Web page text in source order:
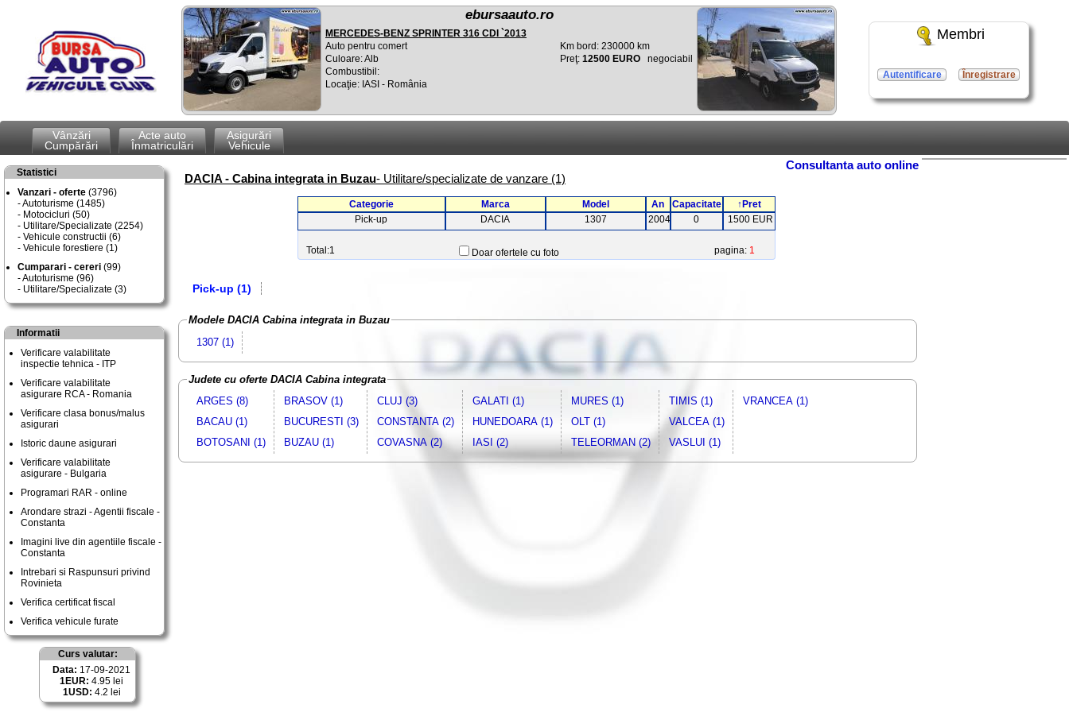
ebursaauto.ro
MERCEDES-BENZ SPRINTER 316 CDI `2013
Auto pentru comert
Culoare: Alb
Combustibil:
Locaţie: IASI - România
Km bord: 230000 km
Preţ: 12500 EURO negociabil
Membri
Autentificare Înregistrare
Vânzări
Cumpărări
Acte auto
Înmatriculări
Asigurări
Vehicule
Statistici
Vanzari - oferte (3796)
Autoturisme (1485)
Motocicluri (50)
Utilitare/Specializate (2254)
Vehicule constructii (6)
Vehicule forestiere (1)
Cumparari - cereri (99)
Autoturisme (96)
Utilitare/Specializate (3)
Informatii
Verificare valabilitate
inspectie tehnica - ITP
Verificare valabilitate
asigurare RCA - Romania
Verificare clasa bonus/malus
asigurari
Istoric daune asigurari
Verificare valabilitate
asigurare - Bulgaria
Programari RAR - online
Arondare strazi - Agentii fiscale -
Constanta
Imagini live din agentiile fiscale -
Constanta
Intrebari si Raspunsuri privind
Rovinieta
Verifica certificat fiscal
Verifica vehicule furate
Curs valutar:
Data: 17-09-2021
1EUR: 4.95 lei
1USD: 4.2 lei
Consultanta auto online
DACIA - Cabina integrata in Buzau- Utilitare/specializate de vanzare (1)
Categorie Marca Model An Capacitate
↑Pret
Pick-up
DACIA 1307 2004 0 1500 EUR
Total:1 Doar ofertele cu foto pagina: 1
Pick-up (1)
Modele DACIA Cabina integrata in Buzau
1307 (1)
Judete cu oferte DACIA Cabina integrata
ARGES (8)
BACAU (1)
BOTOSANI (1)
BRASOV (1)
BUCURESTI (3)
BUZAU (1)
CLUJ (3)
CONSTANTA (2)
COVASNA (2)
GALATI (1)
HUNEDOARA (1)
IASI (2)
MURES (1)
OLT (1)
TELEORMAN (2)
TIMIS (1)
VALCEA (1)
VASLUI (1)
VRANCEA (1)